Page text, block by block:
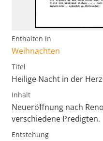
Enthalten in
Weihnachten
Titel
Heilige Nacht in der
Inhalt
Neueröffnung nach
verschiedene Predigten.
Entstehung